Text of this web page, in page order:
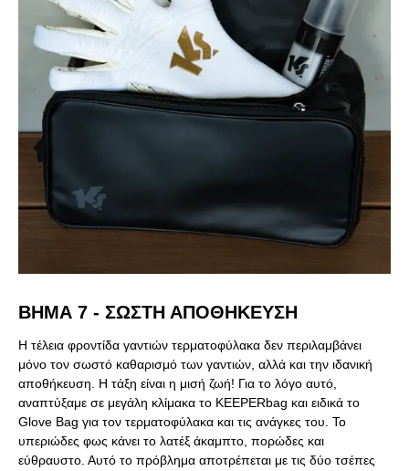
ΒΉΜΑ 7 - ΣΩΣΤΗ ΑΠΟΘΗΚΕΥΣΗ
Η τέλεια φροντίδα γαντιών τερματοφύλακα δεν περιλαμβάνει
μόνο τον σωστό καθαρισμό των γαντιών, αλλά και την ιδανική
αποθήκευση. Η τάξη είναι η μισή ζωή! Για το λόγο αυτό,
αναπτύξαμε σε μεγάλη κλίμακα το KEEPERbag και ειδικά το
Glove Bag για τον τερματοφύλακα και τις ανάγκες του. Το
υπεριώδες φως κάνει το λατέξ άκαμπτο, πορώδες και
εύθραυστο. Αυτό το πρόβλημα αποτρέπεται με τις δύο τσέπες